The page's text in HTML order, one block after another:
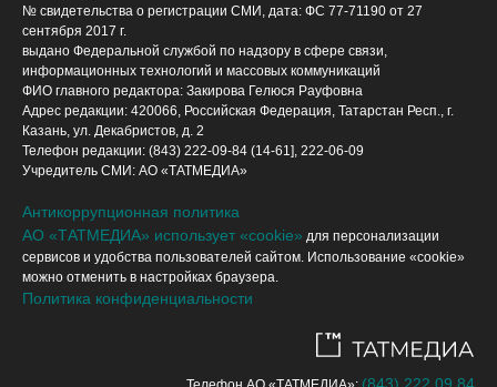
№ свидетельства о регистрации СМИ, дата: ФС 77-71190 от 27
сентября 2017 г.
выдано Федеральной службой по надзору в сфере связи,
информационных технологий и массовых коммуникаций
ФИО главного редактора: Закирова Гелюся Рауфовна
Адрес редакции: 420066, Российская Федерация, Татарстан Респ., г.
Казань, ул. Декабристов, д. 2
Телефон редакции: (843) 222-09-84 (14-61], 222-06-09
Учредитель СМИ: АО «ТАТМЕДИА»
Антикоррупционная политика
АО «ТАТМЕДИА» использует «cookie» для персонализации
сервисов и удобства пользователей сайтом. Использование «cookie»
можно отменить в настройках браузера.
Политика конфиденциальности
(843) 222 09 84